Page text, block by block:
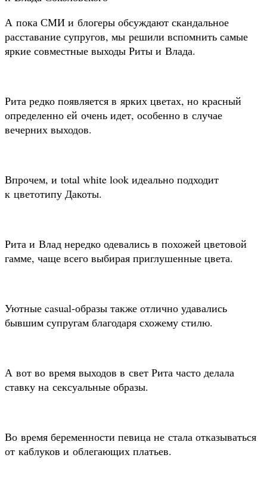
А пока СМИ и блогеры обсуждают скандальное
расставание супругов, мы решили вспомнить самые
яркие совместные выходы Риты и Влада.
Рита редко появляется в ярких цветах, но красный
определенно ей очень идет, особенно в случае
вечерних выходов.
Впрочем, и total white look идеально подходит
к цветотипу Дакоты.
Рита и Влад нередко одевались в похожей цветовой
гамме, чаще всего выбирая приглушенные цвета.
Уютные casual-образы также отлично удавались
бывшим супругам благодаря схожему стилю.
А вот во время выходов в свет Рита часто делала
ставку на сексуальные образы.
Во время беременности певица не стала отказываться
от каблуков и облегающих платьев.